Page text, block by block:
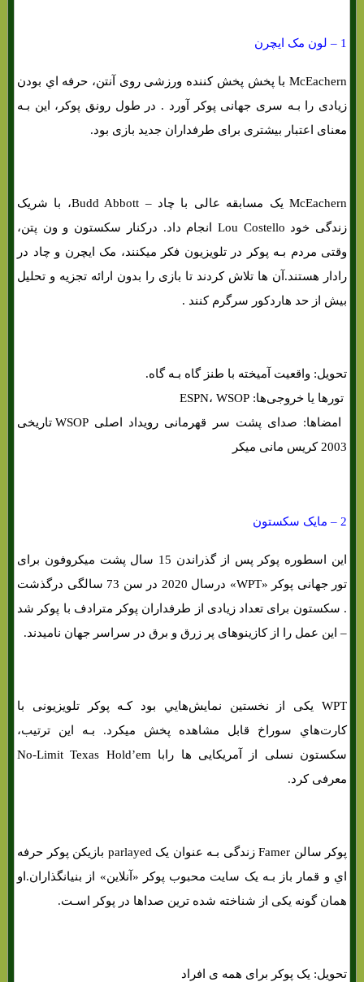
1 – لون مک ایچرن
McEachern با پخش پخش کننده ورزشی روی آنتن، حرفه اي بودن
زیادی را بـه سری جهانی پوکر آورد . در طول رونق پوکر، این بـه
معنای اعتبار بیشتری برای طرفداران جدید بازی بود.
McEachern یک مسابقه عالی با چاد – Budd Abbott، با شریک
زندگی خود Lou Costello انجام داد. درکنار سکستون و ون پتن،
وقتی مردم بـه پوکر در تلویزیون فکر میکنند، مک ایچرن و چاد در
رادار هستند.آن ها تلاش کردند تا بازی را بدون ارائه تجزیه و تحلیل
بیش از حد هاردکور سرگرم کنند .
تحویل: واقعیت آمیخته با طنز گاه بـه گاه.
تورها یا خروجی‌ها: ESPN، WSOP
امضاها: صدای پشت سر قهرمانی رویداد اصلی WSOP تاریخی
2003 کریس مانی میکر
2 – مایک سکستون
این اسطوره پوکر پس از گذراندن 15 سال پشت میکروفون برای
تور جهانی پوکر «WPT» درسال 2020 در سن 73 سالگی درگذشت
. سکستون برای تعداد زیادی از طرفداران پوکر مترادف با پوکر شد
– این عمل را از کازینوهای پر زرق و برق در سراسر جهان نامیدند.
WPT یکی از نخستین نمایش‌هایي بود کـه پوکر تلویزیونی با
کارت‌هاي‌ سوراخ قابل مشاهده پخش میکرد. بـه این ترتیب،
سکستون نسلی از آمریکایی ها رابا No-Limit Texas Hold’em
معرفی کرد.
پوکر سالن Famer زندگی بـه عنوان یک parlayed بازیکن پوکر حرفه
اي و قمار باز بـه یک سایت محبوب پوکر «آنلاین» از بنیانگذاران.او
همان‌ گونه یکی از شناخته شده ترین صداها در پوکر اسـت.
تحویل: یک پوکر برای همه ی افراد